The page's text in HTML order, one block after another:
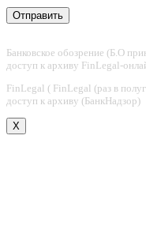
Банковское обозрение (Б.О
доступ к архиву FinLegal-
FinLegal ( FinLegal (раз в
доступ к архиву (БанкНадзор)
X